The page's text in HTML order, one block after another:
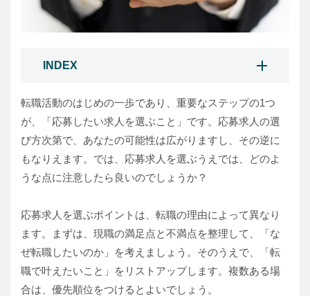
INDEX
転職活動のはじめの一歩であり、重要なステップの1つ
が、「応募したい求人を選ぶこと」です。応募求人の選
び方次第で、あなたの可能性は広がりますし、その逆に
もなりえます。では、応募求人を選ぶうえでは、どのよ
うな点に注意したら良いのでしょうか？
応募求人を選ぶポイントは、転職の理由によって異なり
ます。まずは、現職の満足点と不満点を整理して、「な
ぜ転職したいのか」を考えましょう。そのうえで、「転
職で叶えたいこと」をリストアップします。複数ある場
合は、優先順位をつけるとよいでしょう。